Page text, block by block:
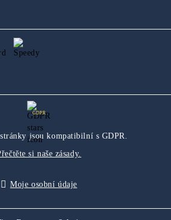
GDPR
jsou kompatibilní s GDPR.
si naše zásady.
Moje osobní údaje